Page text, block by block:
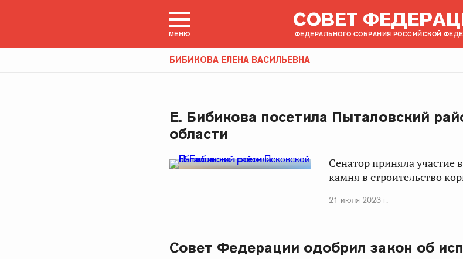
МЕНЮ
СОВЕТ
ФЕДЕРАЛЬНОГО СОБРАНИЯ РОССИЙСКОЙ
БИБИКОВА ЕЛЕНА ВАСИЛЬЕВНА
Е. Бибикова посетила Пыталовский
области
Сенатор приняла участие
камня в строительство
21 июля 2023 г.
Совет Федерации одобрил закон об